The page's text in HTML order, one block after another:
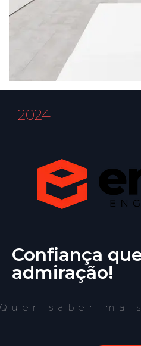
2024
Confiança
admiração!
Quer saber